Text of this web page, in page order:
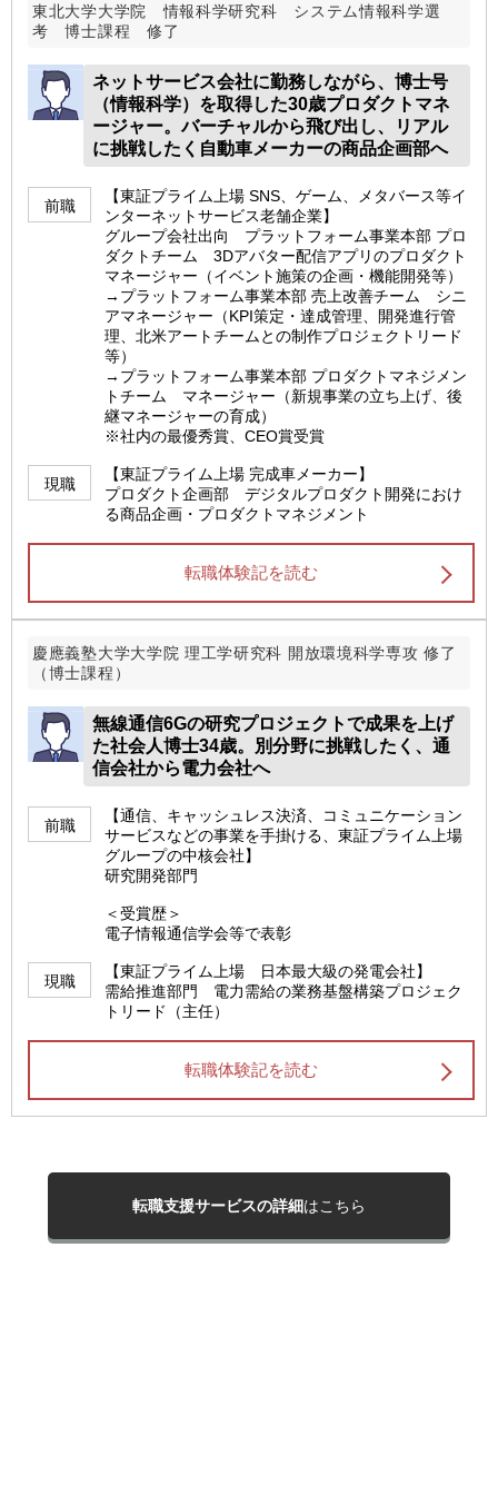
東北大学大学院 情報科学研究科 システム情報科学選
考 博士課程 修了
ネットサービス会社に勤務しながら、博士号
（情報科学）を取得した30歳プロダクトマネ
ージャー。バーチャルから飛び出し、リアル
に挑戦したく自動車メーカーの商品企画部へ
前職
【東証プライム上場 SNS、ゲーム、メタバース等イ
ンターネットサービス老舗企業】
グループ会社出向 プラットフォーム事業本部 プロ
ダクトチーム 3Dアバター配信アプリのプロダクト
マネージャー（イベント施策の企画・機能開発等）
→プラットフォーム事業本部 売上改善チーム シニ
アマネージャー（KPI策定・達成管理、開発進行管
理、北米アートチームとの制作プロジェクトリード
等）
→プラットフォーム事業本部 プロダクトマネジメン
トチーム マネージャー（新規事業の立ち上げ、後
継マネージャーの育成）
※社内の最優秀賞、CEO賞受賞
現職
【東証プライム上場 完成車メーカー】
プロダクト企画部 デジタルプロダクト開発におけ
る商品企画・プロダクトマネジメント
転職体験記を読む
慶應義塾大学大学院 理工学研究科 開放環境科学専攻 修了
（博士課程）
無線通信6Gの研究プロジェクトで成果を上げ
た社会人博士34歳。別分野に挑戦したく、通
信会社から電力会社へ
前職
【通信、キャッシュレス決済、コミュニケーション
サービスなどの事業を手掛ける、東証プライム上場
グループの中核会社】
研究開発部門
＜受賞歴＞
電子情報通信学会等で表彰
現職
【東証プライム上場 日本最大級の発電会社】
需給推進部門 電力需給の業務基盤構築プロジェク
トリード（主任）
転職体験記を読む
転職支援サービスの詳細はこちら